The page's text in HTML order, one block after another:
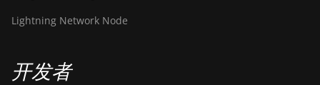
Lightning Network Node
开发者